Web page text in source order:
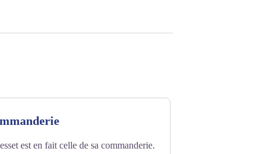
est en fait celle de sa commanderie.